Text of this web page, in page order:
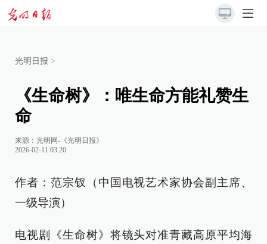
光明日报 >
《生命树》：唯生命方能礼赞生
命
来源： 光明网-《光明日报》
2026-02-11 03:20
作者：范宗钗（中国电视艺术家协会副主席、
一级导演）
电视剧《生命树》将镜头对准青藏高原平均海